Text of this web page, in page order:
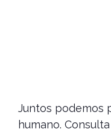
Juntos podemos
humano.